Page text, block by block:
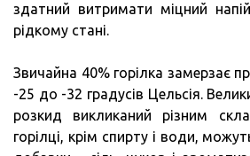
здатний витримати міцний
рідкому стані.
Звичайна 40% горілка замерзає
-25 до -32 градусів Цельсія.
розкид викликаний різним
горілці, крім спирту і води,